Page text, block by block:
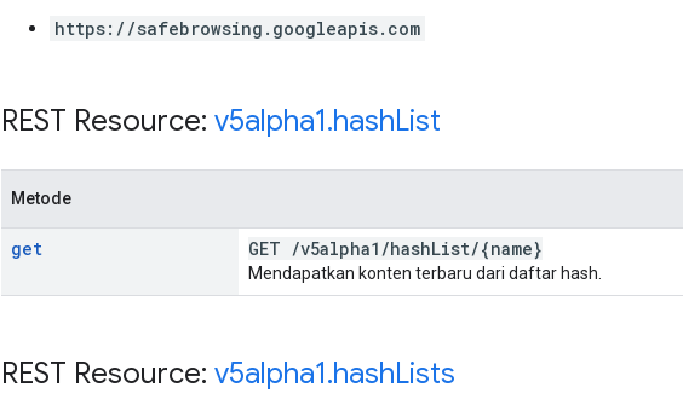
https://safebrowsing.googleapis.com
REST Resource: v5alpha1.hashList
Metode
get GET /v5alpha1 /hashList/{name}
Mendapatkan konten terbaru dari daftar hash.
REST Resource: v5alpha1.hashLists